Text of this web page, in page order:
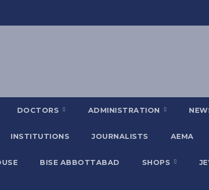
DOCTORS ADMINISTRATION
INSTITUTIONS JOURNALISTS AEMA
BISE ABBOTTABAD SHOPS